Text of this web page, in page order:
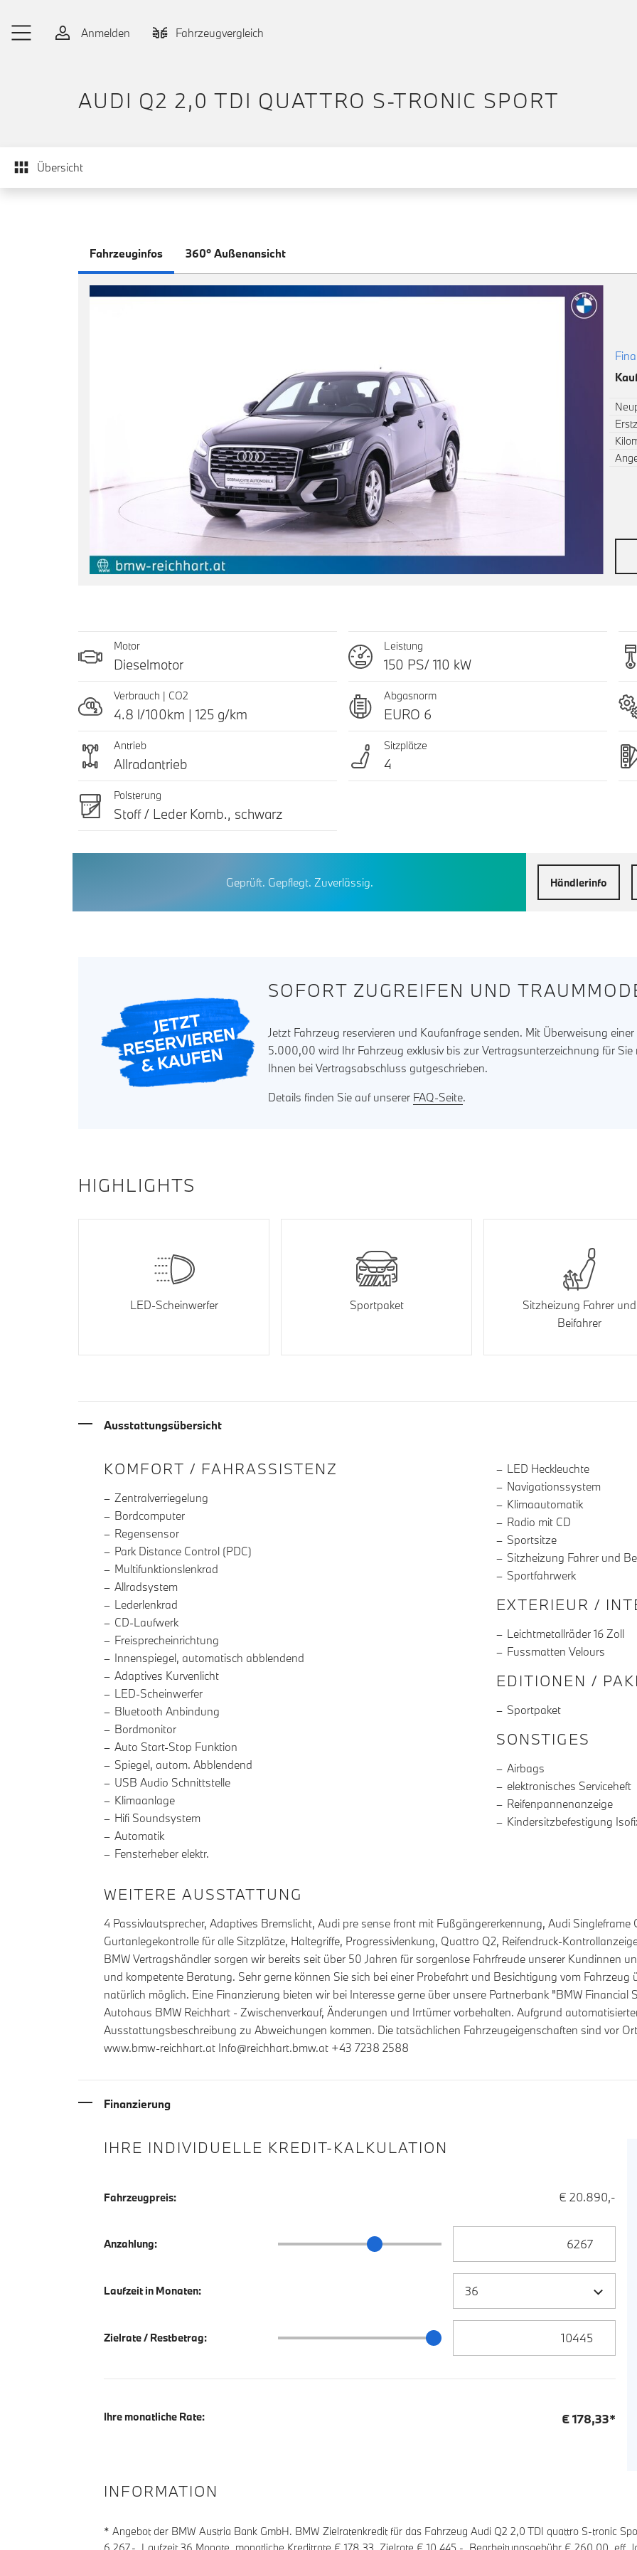
Anmelden
Fahrzeugvergleich
AUDI Q2 2,0 TDI QUATTRO S-TRONIC SPORT
Übersicht
Fahrzeuginfos 360° Außenansicht
Motor
Dieselmotor
Leistung
150 PS/ 110 kW
Verbrauch | CO2
4.8 l/100km | 125 g/km
Abgasnorm
EURO 6
Antrieb
Allradantrieb
Sitzplätze
4
Polsterung
Stoff / Leder Komb., schwarz
Geprüft. Gepflegt. Zuverlässig. Händlerinfo
SOFORT ZUGREIFEN UND
Jetzt Fahrzeug reservieren und Kaufanfrage senden. Mit Überweisung
5.000,00 wird Ihr Fahrzeug exklusiv bis zur Vertragsunterzeichnung für Sie
Ihnen bei Vertragsabschluss gutgeschrieben.
Details finden Sie auf unserer FAQ-Seite.
HIGHLIGHTS
LED-Scheinwerfer Sportpaket
Sitzheizung Fahrer und
Beifahrer
Ausstattungsübersicht
INFORMATIONEN ÜBER DIE AUSSTATTUNG
KOMFORT / FAHRASSISTENZ
Zentralverriegelung
Bordcomputer
Regensensor
Park Distance Control (PDC)
Multifunktionslenkrad
Allradsystem
Lederlenkrad
CD-Laufwerk
Freisprecheinrichtung
Innenspiegel, automatisch abblendend
Adaptives Kurvenlicht
LED-Scheinwerfer
Bluetooth Anbindung
Bordmonitor
Auto Start-Stop Funktion
Spiegel, autom. Abblendend
USB Audio Schnittstelle
Klimaanlage
Hifi Soundsystem
Automatik
Fensterheber elektr.
LED Heckleuchte
Navigationssystem
Klimaautomatik
Radio mit CD
Sportsitze
Sitzheizung Fahrer und
Sportfahrwerk
EXTERIEUR /
Leichtmetallräder 16 Zoll
Fussmatten Velours
EDITIONEN /
Sportpaket
SONSTIGES
Airbags
elektronisches Serviceheft
Reifenpannenanzeige
Kindersitzbefestigung
WEITERE AUSSTATTUNG
4 Passivlautsprecher, Adaptives Bremslicht, Audi pre sense front mit Fußgängererkennung, Audi Singleframe
Gurtanlegekontrolle für alle Sitzplätze, Haltegriffe, Progressivlenkung, Quattro Q2, Reifendruck-
BMW Vertragshändler sorgen wir bereits seit über 50 Jahren für sorgenlose Fahrfreude unserer Kundinnen
und kompetente Beratung. Sehr gerne können Sie sich bei einer Probefahrt und Besichtigung vom
natürlich möglich. Eine Finanzierung bieten wir bei Interesse gerne über unsere Partnerbank "BMW Financial
Autohaus BMW Reichhart - Zwischenverkauf, Änderungen und Irrtümer vorbehalten. Aufgrund
Ausstattungsbeschreibung zu Abweichungen kommen. Die tatsächlichen Fahrzeugeigenschaften sind vor
www.bmw-reichhart.at Info@reichhart.bmw.at +43 7238 2588
Finanzierung
IHRE INDIVIDUELLE KREDIT-KALKULATION
Fahrzeugpreis: € 20.890,-
Anzahlung: Anzahlung Schieberegler
Laufzeit in Monaten:
Zielrate / Restbetrag: Zielrate / Restbetrag Schieberegler
Ihre monatliche Rate: €178,33*
INFORMATION
* Angebot der BMW Austria Bank GmbH. BMW Zielratenkredit für das Fahrzeug Audi Q2 2,0 TDI quattro S-tronic